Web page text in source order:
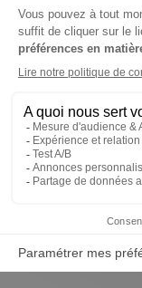
N° en cours
1 n° • Digital
5€00
Tarif France
Présentation
(version